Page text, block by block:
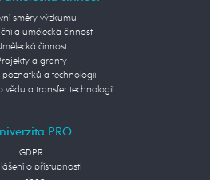
směry výzkumu
a umělecká činnost
činnost
a granty
poznatků a technologií
vědu a transfer technologií
PRO
GDPR
o přístupnosti